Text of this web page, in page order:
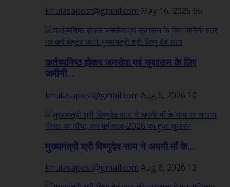
khulasapost@gmail.com May 16, 2026 66
कर्तव्यनिष्ठ होकर जनसेवा एवं सुशासन के लिए
जमीनी...
khulasapost@gmail.com Aug 6, 2026 10
मुख्यमंत्री श्री विष्णुदेव साय ने अपनी माँ के...
khulasapost@gmail.com Aug 6, 2026 12